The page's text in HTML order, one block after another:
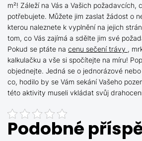
m²! Záleží na Vás a Vašich požadavcích,
potřebujete. Můžete jim zaslat žádost o
kterou naleznete k vyplnění na jejich
tom, co Vás zajímá a sdělte jim své
Pokud se ptáte na cenu sečení trávy ,
kalkulačku a vše si spočítejte na míru!
objednejte. Jedná se o jednorázové
co, hodilo by se Vám sekání Vašeho
této aktivity museli vkládat svůj
Podobné